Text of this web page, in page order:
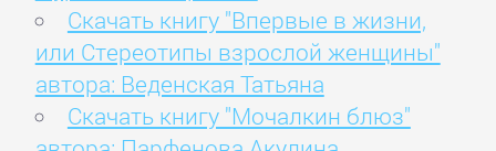
Скачать книгу "Впервые в жизни,
или Стереотипы взрослой женщины"
автора: Веденская Татьяна
Скачать книгу "Мочалкин блюз"